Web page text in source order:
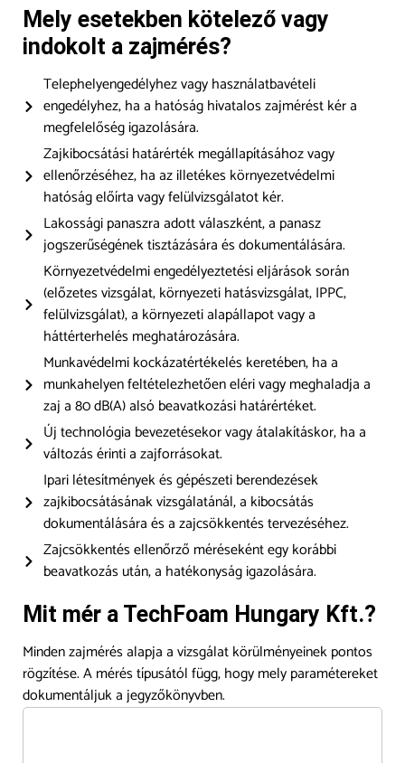
Mely esetekben kötelező vagy
indokolt a zajmérés?
Telephelyengedélyhez vagy használatbavételi
engedélyhez, ha a hatóság hivatalos zajmérést kér a
megfelelőség igazolására.
Zajkibocsátási határérték megállapításához vagy
ellenőrzéséhez, ha az illetékes környezetvédelmi
hatóság előírta vagy felülvizsgálatot kér.
Lakossági panaszra adott válaszként, a panasz
jogszerűségének tisztázására és dokumentálására.
Környezetvédelmi engedélyeztetési eljárások során
(előzetes vizsgálat, környezeti hatásvizsgálat, IPPC,
felülvizsgálat), a környezeti alapállapot vagy a
háttérterhelés meghatározására.
Munkavédelmi kockázatértékelés keretében, ha a
munkahelyen feltételezhetően eléri vagy meghaladja a
zaj a 80 dB(A) alsó beavatkozási határértéket.
Új technológia bevezetésekor vagy átalakításkor, ha a
változás érinti a zajforrásokat.
Ipari létesítmények és gépészeti berendezések
zajkibocsátásának vizsgálatánál, a kibocsátás
dokumentálására és a zajcsökkentés tervezéséhez.
Zajcsökkentés ellenőrző méréseként egy korábbi
beavatkozás után, a hatékonyság igazolására.
Mit mér a TechFoam Hungary Kft.?
Minden zajmérés alapja a vizsgálat körülményeinek pontos
rögzítése. A mérés típusától függ, hogy mely paramétereket
dokumentáljuk a jegyzőkönyvben.